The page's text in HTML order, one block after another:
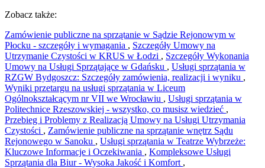
Zobacz także:
Zamówienie publiczne na sprzątanie w Sądzie Rejonowym w
Płocku - szczegóły i wymagania , Szczegóły Umowy na
Utrzymanie Czystości w KRUS w Łodzi , Szczegóły Wykonania
Umowy na Usługi Sprzątające w Gdańsku , Usługi sprzątania w
RZGW Bydgoszcz: Szczegóły zamówienia, realizacji i wyniku ,
Wyniki przetargu na usługi sprzątania w Liceum
Ogólnokształcącym nr VII we Wrocławiu , Usługi sprzątania w
Politechnice Rzeszowskiej - wszystko, co musisz wiedzieć ,
Przebieg i Problemy z Realizacją Umowy na Usługi Utrzymania
Czystości , Zamówienie publiczne na sprzątanie wnętrz Sądu
Rejonowego w Sanoku , Usługi sprzątania w Teatrze Wybrzeże:
Kluczowe Informacje i Oczekiwania , Kompleksowe Usługi
Sprzątania dla Biur - Wysoka Jakość i Komfort ,